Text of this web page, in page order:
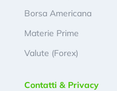
Borsa Americana
Materie Prime
Valute (Forex)
Contatti & Privacy